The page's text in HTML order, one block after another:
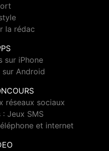
la rédac
sur iPhone
sur Android
réseaux sociaux
: Jeux SMS
et internet